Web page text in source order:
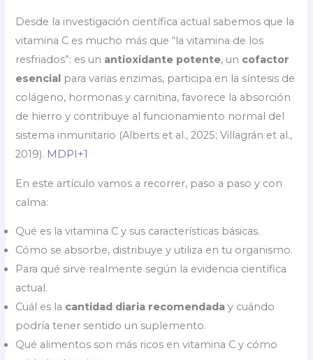
Desde la investigación científica actual sabemos que la
vitamina C es mucho más que “la vitamina de los
resfriados”: es un antioxidante potente, un cofactor
esencial para varias enzimas, participa en la síntesis de
colágeno, hormonas y carnitina, favorece la absorción
de hierro y contribuye al funcionamiento normal del
sistema inmunitario (Alberts et al., 2025; Villagrán et al.,
2019). MDPI+1
En este artículo vamos a recorrer, paso a paso y con
calma:
Qué es la vitamina C y sus características básicas.
Cómo se absorbe, distribuye y utiliza en tu organismo.
Para qué sirve realmente según la evidencia científica
actual.
Cuál es la cantidad diaria recomendada y cuándo
podría tener sentido un suplemento.
Qué alimentos son más ricos en vitamina C y cómo